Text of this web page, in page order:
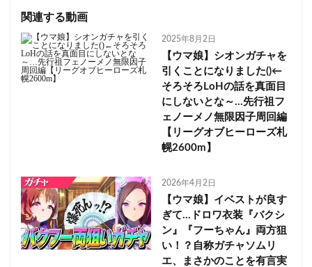
関連する動画
2025年8月2日
【ウマ娘】シオンガチャを
引くことになりました()←
そろそろLoHの話を真面目
にしないとな～…先行祖フ
ェノーメノ無限因子周回編
【リーグオブヒーローズ札
幌2600m】
2026年4月2日
【ウマ娘】イベストが良す
ぎて…ドロワ衣装『バクシ
ン』『フーちゃん』両方狙
い！？自称ガチャソムリ
エ、まさかのことを有言実